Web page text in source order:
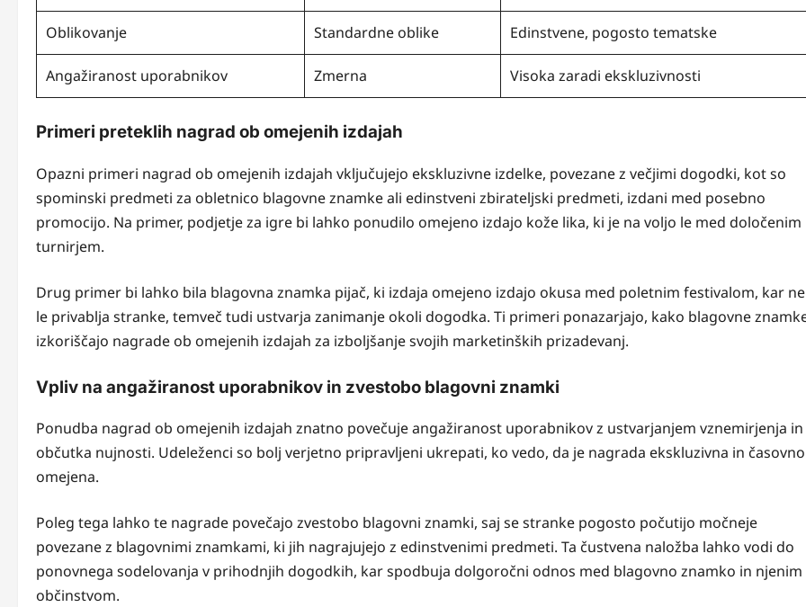
Oblikovanje Standardne oblike Edinstvene, pogosto tematske
Angažiranost uporabnikov Zmerna Visoka zaradi ekskluzivnosti
Primeri preteklih nagrad ob omejenih izdajah
Opazni primeri nagrad ob omejenih izdajah vključujejo ekskluzivne izdelke, povezane z večjimi dogodki, kot so
spominski predmeti za obletnico blagovne znamke ali edinstveni zbirateljski predmeti, izdani med posebno
promocijo. Na primer, podjetje za igre bi lahko ponudilo omejeno izdajo kože lika, ki je na voljo le med določenim
turnirjem.
Drug primer bi lahko bila blagovna znamka pijač, ki izdaja omejeno izdajo okusa med poletnim festivalom, kar ne
le privablja stranke, temveč tudi ustvarja zanimanje okoli dogodka. Ti primeri ponazarjajo, kako blagovne
izkoriščajo nagrade ob omejenih izdajah za izboljšanje svojih marketinških prizadevanj.
Vpliv na angažiranost uporabnikov in zvestobo blagovni znamki
Ponudba nagrad ob omejenih izdajah znatno povečuje angažiranost uporabnikov z ustvarjanjem vznemirjenja in
občutka nujnosti. Udeleženci so bolj verjetno pripravljeni ukrepati, ko vedo, da je nagrada ekskluzivna in časovno
omejena.
Poleg tega lahko te nagrade povečajo zvestobo blagovni znamki, saj se stranke pogosto počutijo močneje
povezane z blagovnimi znamkami, ki jih nagrajujejo z edinstvenimi predmeti. Ta čustvena naložba lahko vodi do
ponovnega sodelovanja v prihodnjih dogodkih, kar spodbuja dolgoročni odnos med blagovno znamko in njenim
občinstvom.